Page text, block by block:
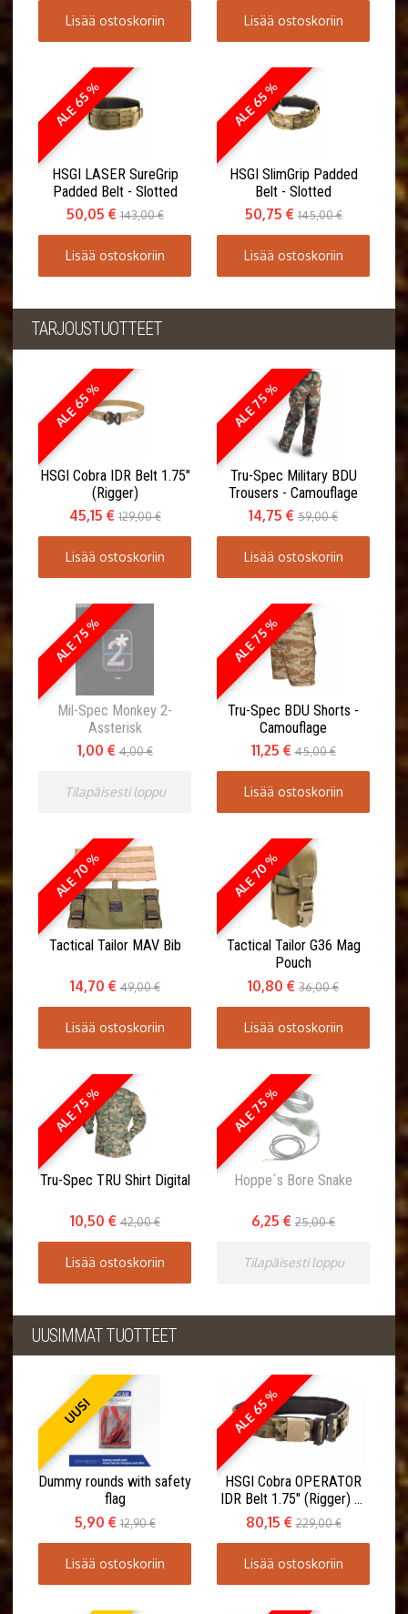
Lisää ostoskoriin Lisää ostoskoriin
ALE 65 %
HSGI LASER SureGrip
Padded Belt - Slotted
50,05 € 143,00 €
Lisää ostoskoriin
ALE 65 %
HSGI SlimGrip Padded
Belt - Slotted
50,75 € 145,00 €
Lisää ostoskoriin
TARJOUSTUOTTEET
ALE 65 %
HSGI Cobra IDR Belt 1.75"
(Rigger)
45,15 € 129,00 €
Lisää ostoskoriin
ALE 75 %
Tru-Spec Military BDU
Trousers - Camouflage
14,75 € 59,00 €
Lisää ostoskoriin
ALE 75 %
Mil-Spec Monkey 2-
Assterisk
1,00 € 4,00 €
Tilapäisesti loppu
ALE 75 %
Tru-Spec BDU Shorts -
Camouflage
11,25 € 45,00 €
Lisää ostoskoriin
ALE 70 %
Tactical Tailor MAV Bib
14,70 € 49,00 €
Lisää ostoskoriin
ALE 70 %
Tactical Tailor G36 Mag
Pouch
10,80 € 36,00 €
Lisää ostoskoriin
ALE 75 %
Tru-Spec TRU Shirt Digital
10,50 € 42,00 €
Lisää ostoskoriin
ALE 75 %
Hoppe´s Bore Snake
6,25 € 25,00 €
Tilapäisesti loppu
UUSIMMAT TUOTTEET
UUSI
Dummy rounds with safety
flag
5,90 € 12,90 €
Lisää ostoskoriin
ALE 65 %
HSGI Cobra OPERATOR
IDR Belt 1.75" (Rigger) w.
Inner Belt
80,15 € 229,00 €
Lisää ostoskoriin